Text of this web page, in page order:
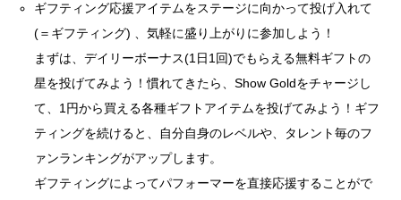
ギフティング応援アイテムをステージに向かって投げ入れて
(＝ギフティング) 、気軽に盛り上がりに参加しよう！
まずは、デイリーボーナス(1日1回)でもらえる無料ギフトの
星を投げてみよう！慣れてきたら、Show Goldをチャージし
て、1円から買える各種ギフトアイテムを投げてみよう！ギフ
ティングを続けると、自分自身のレベルや、タレント毎のフ
ァンランキングがアップします。
ギフティングによってパフォーマーを直接応援することがで